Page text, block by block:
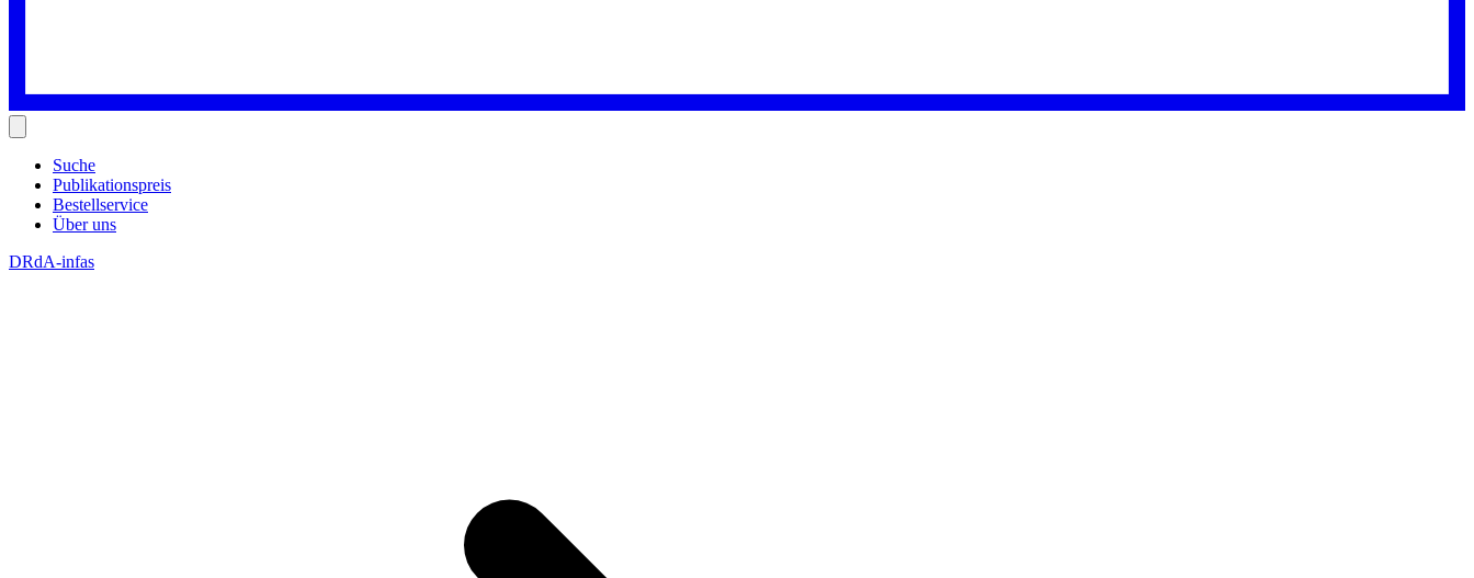
Suche
Publikationspreis
Bestellservice
Über uns
DRdA-infas